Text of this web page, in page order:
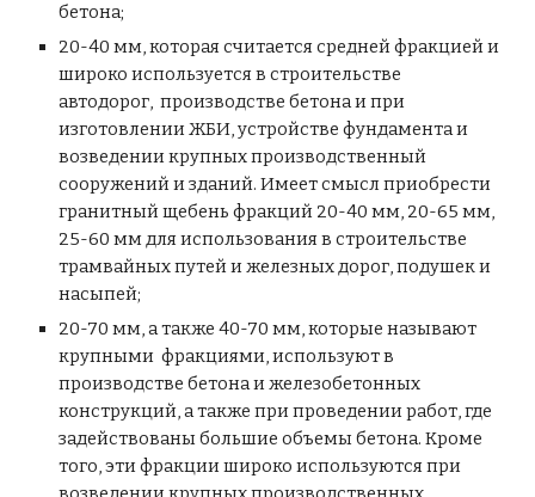
бетона;
20-40 мм, которая считается средней фракцией и
широко используется в строительстве
автодорог, производстве бетона и при
изготовлении ЖБИ, устройстве фундамента и
возведении крупных производственный
сооружений и зданий. Имеет смысл приобрести
гранитный щебень фракций 20-40 мм, 20-65 мм,
25-60 мм для использования в строительстве
трамвайных путей и железных дорог, подушек и
насыпей;
20-70 мм, а также 40-70 мм, которые называют
крупными фракциями, используют в
производстве бетона и железобетонных
конструкций, а также при проведении работ, где
задействованы большие объемы бетона. Кроме
того, эти фракции широко используются при